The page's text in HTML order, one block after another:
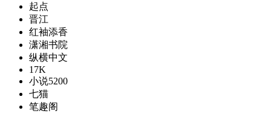
起点
晋江
红袖添香
潇湘书院
纵横中文
17K
小说5200
七猫
笔趣阁